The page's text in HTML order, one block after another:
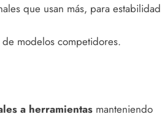
que usan más, para estabilidad
modelos competidores.
a herramientasmanteniendo